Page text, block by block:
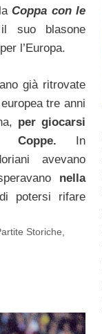
Coppa con le
suo blasone
l’Europa.
già ritrovate
tre anni
per giocarsi
In
avevano
nella
potersi rifare
Storiche